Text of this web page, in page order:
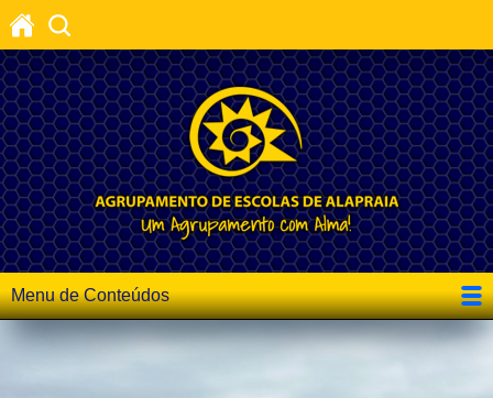
Menu de Conteúdos